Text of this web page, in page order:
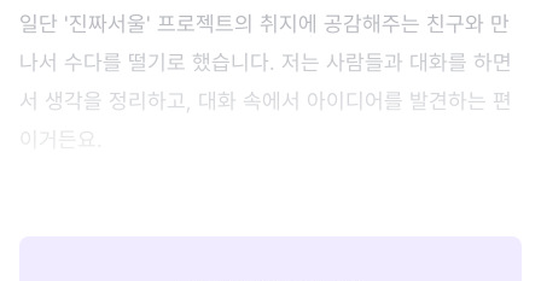
일단 '진짜서울' 프로젝트의 취지에 공감해주는 친구와 만
나서 수다를 떨기로 했습니다. 저는 사람들과 대화를 하면
서 생각을 정리하고, 대화 속에서 아이디어를 발견하는 편
이거든요.